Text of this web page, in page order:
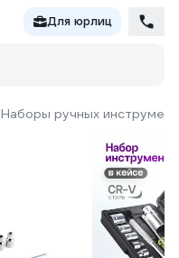
Для юрлиц
Наборы ручных